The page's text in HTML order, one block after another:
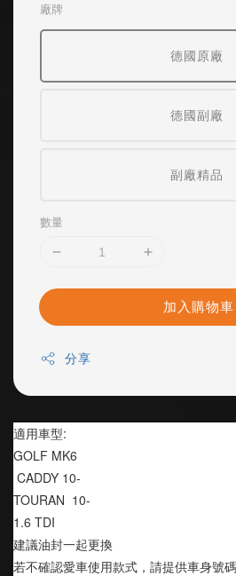
廠牌
德國原廠
德國副廠
副廠精品
數量
加入購物車
分享
適用車型:
GOLF MK6
CADDY 10-
TOURAN  10-
1.6 TDI
建議油封一起更換
若不確認愛車使用款式，請提供車身號